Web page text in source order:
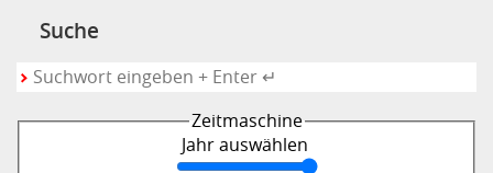
Suche
Zeitmaschine
Jahr auswählen